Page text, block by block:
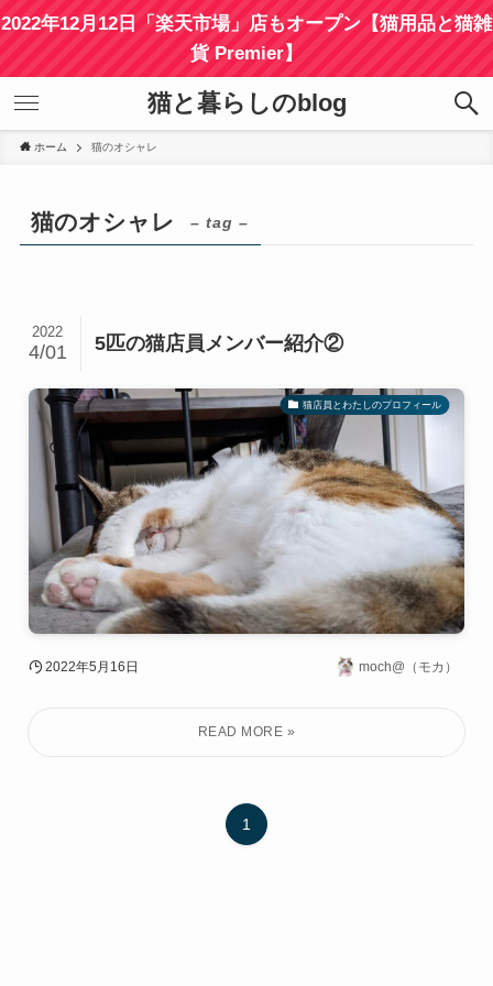
2022年12月12日「楽天市場」店もオープン【猫用品と猫雑
貨 Premier】
猫と暮らしのblog
ホーム 猫のオシャレ
猫のオシャレ – tag –
5匹の猫店員メンバー紹介②
2022
4/01
猫店員とわたしのプロフィール
2022年5月16日 moch@（モカ）
1